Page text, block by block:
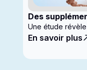
Des
ralentir la
Une étude
En savoir plus